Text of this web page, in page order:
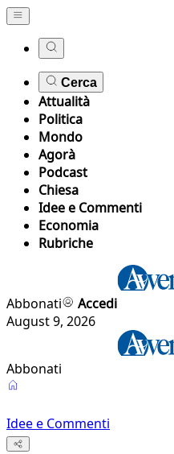
Cerca
Attualità
Politica
Mondo
Agorà
Podcast
Chiesa
Idee e Commenti
Economia
Rubriche
Abbonati
Accedi
August 9, 2026
Abbonati
Idee e Commenti